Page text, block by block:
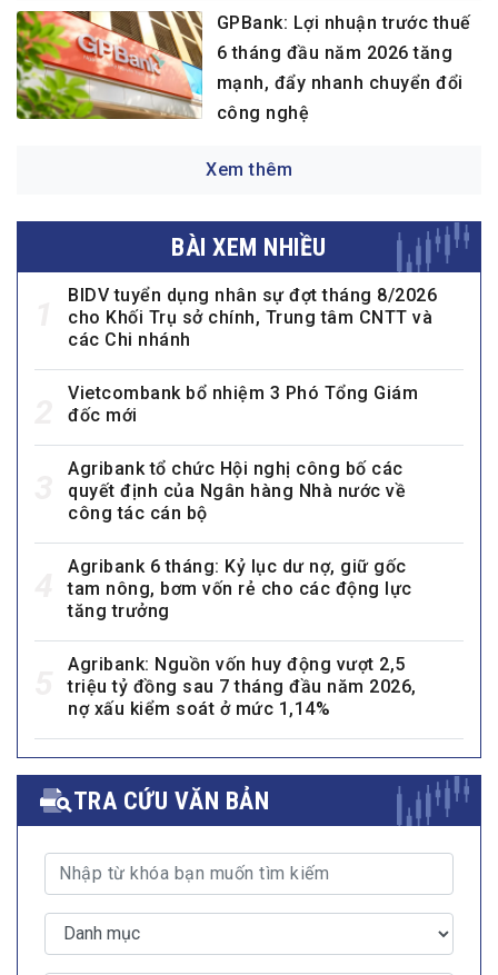
GPBank: Lợi nhuận trước thuế
6 tháng đầu năm 2026 tăng
mạnh, đẩy nhanh chuyển đổi
công nghệ
Xem thêm
BÀI XEM NHIỀU
BIDV tuyển dụng nhân sự đợt tháng 8/2026
cho Khối Trụ sở chính, Trung tâm CNTT và
các Chi nhánh
Vietcombank bổ nhiệm 3 Phó Tổng Giám
đốc mới
Agribank tổ chức Hội nghị công bố các
quyết định của Ngân hàng Nhà nước về
công tác cán bộ
Agribank 6 tháng: Kỷ lục dư nợ, giữ gốc
tam nông, bơm vốn rẻ cho các động lực
tăng trưởng
Agribank: Nguồn vốn huy động vượt 2,5
triệu tỷ đồng sau 7 tháng đầu năm 2026,
nợ xấu kiểm soát ở mức 1,14%
TRA CỨU VĂN BẢN